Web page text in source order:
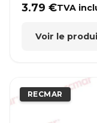
3.79€TVA
Voir le
RECMAR